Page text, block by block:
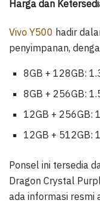
Harga dan
Vivo Y500 hadir
penyimpanan,
8GB + 128GB:
8GB + 256GB:
12GB + 256GB:
12GB + 512GB:
Ponsel ini tersedia
Dragon Crystal
ada informasi resmi